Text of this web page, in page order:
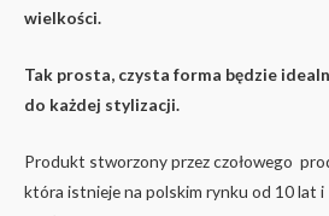
wielkości.
Tak prosta, czysta forma będzie
do każdej stylizacji.
Produkt stworzony przez czołowego
która istnieje na polskim rynku od 10 lat i